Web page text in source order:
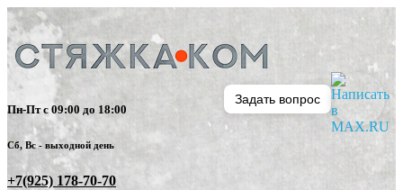
Пн-Пт с 09:00 до 18:00
Сб, Вс - выходной день
+7(925) 178-70-70
Задать вопрос